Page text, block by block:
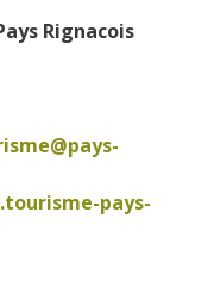
Rignacois
pays-